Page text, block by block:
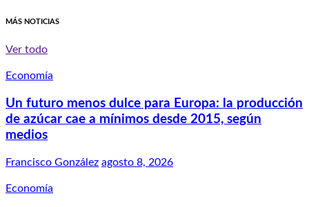
MÁS NOTICIAS
Ver todo
Economía
Un futuro menos dulce para Europa: la producción
de azúcar cae a mínimos desde 2015, según
medios
Francisco González agosto 8, 2026
Economía